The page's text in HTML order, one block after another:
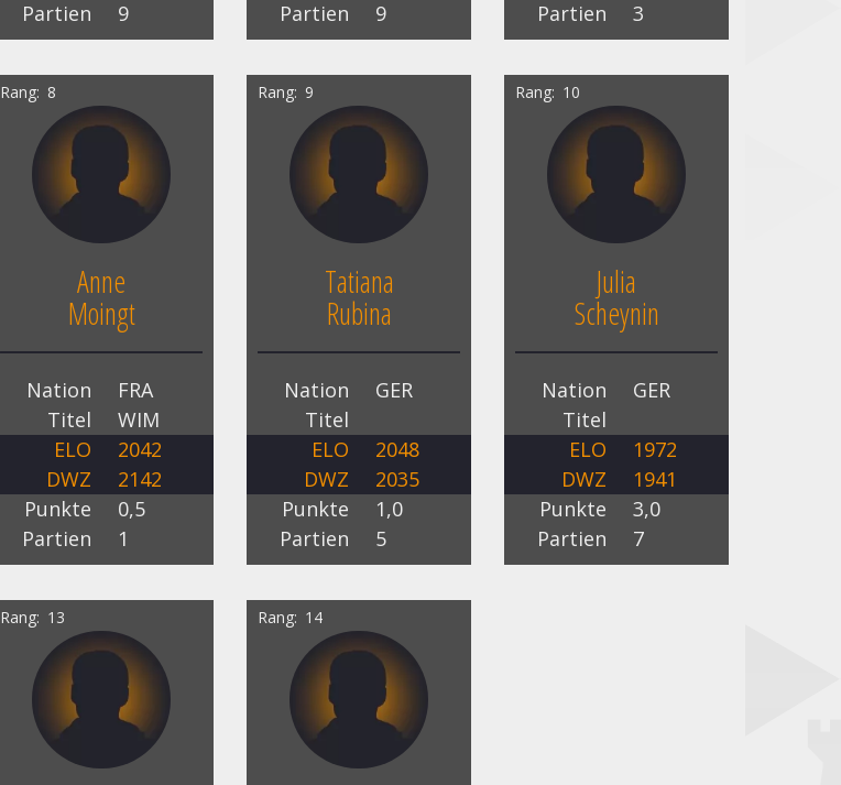
Partien
9
Partien
9
Partien
3
Rang 8
Anne
Moingt
Nation
FRA
Titel
WIM
ELO
2042
DWZ
2142
Punkte
0,5
Partien
1
Rang 9
Tatiana
Rubina
Nation
GER
Titel
ELO
2048
DWZ
2035
Punkte
1,0
Partien
5
Rang 10
Julia
Scheynin
Nation
GER
Titel
ELO
1972
DWZ
1941
Punkte
3,0
Partien
7
Rang 13 Rang 14